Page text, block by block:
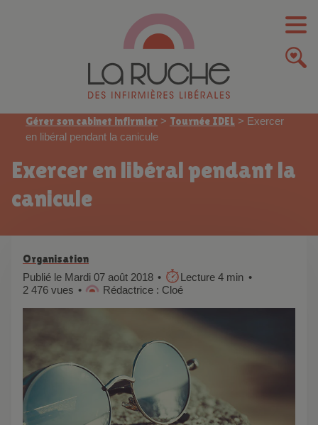
Gérer son cabinet infirmier > Tournée IDEL > Exercer
en libéral pendant la canicule
Exercer en libéral pendant la
canicule
Organisation
Publié le Mardi 07 août 2018
Lecture 4 min
2 476 vues
Rédactrice : Cloé